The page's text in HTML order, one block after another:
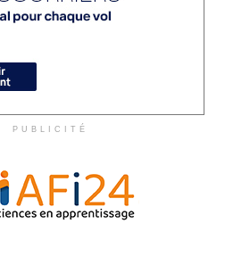
PUBLICITÉ